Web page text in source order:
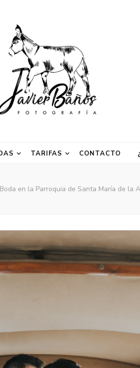
TARIFAS CONTACTO
en la Parroquia de Santa María de la